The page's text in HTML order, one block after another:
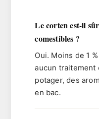
Le corten est-il
comestibles ?
Oui. Moins de 1
aucun traitement
potager, des
en bac.